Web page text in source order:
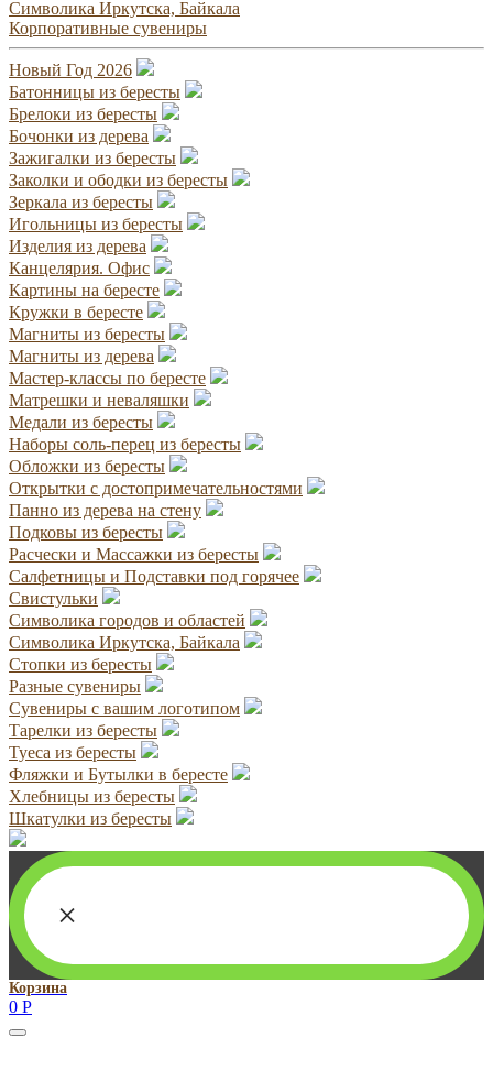
Символика Иркутска, Байкала
Корпоративные сувениры
Новый Год 2026
Батонницы из бересты
Брелоки из бересты
Бочонки из дерева
Зажигалки из бересты
Заколки и ободки из бересты
Зеркала из бересты
Игольницы из бересты
Изделия из дерева
Канцелярия. Офис
Картины на бересте
Кружки в бересте
Магниты из бересты
Магниты из дерева
Мастер-классы по бересте
Матрешки и неваляшки
Медали из бересты
Наборы соль-перец из бересты
Обложки из бересты
Открытки с достопримечательностями
Панно из дерева на стену
Подковы из бересты
Расчески и Массажки из бересты
Салфетницы и Подставки под горячее
Свистульки
Символика городов и областей
Символика Иркутска, Байкала
Стопки из бересты
Разные сувениры
Сувениры с вашим логотипом
Тарелки из бересты
Туеса из бересты
Фляжки и Бутылки в бересте
Хлебницы из бересты
Шкатулки из бересты
×
Корзина
0 Р